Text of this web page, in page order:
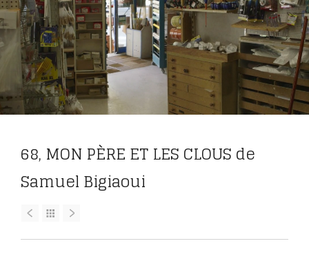
68, MON PÈRE ET LES CLOUS de
Samuel Bigiaoui